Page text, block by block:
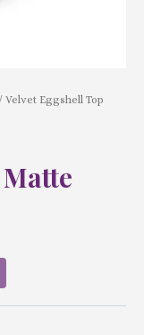
/ Velvet Eggshell Top